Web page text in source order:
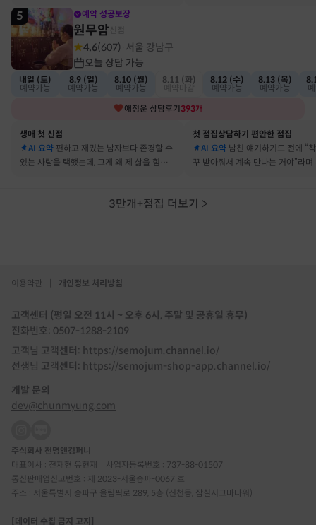
뀔 거란 말까지 그대로 현실이 됐어요
5 예약 성공보장
원무암
4.6(607) 서울 강남구
오늘 상담 가능
내일 (토)
예약가능
8.9 (일)
예약가능
8.10 (월)
예약가능
8.11 (화)
8.12 (수)
예약가능
8.13 (목)
예약가능
애정운 상담후기 393개
생애 첫 신점
AI 요약 편하고 재밌는 남자보다 존경할 수
있는 사람을 택했는데, 그게 왜 제 삶을 힘들게
첫 점집상담하기 편안한 점집
AI 요약 남친 얘기하기도 전에 “
꾸 받아줘서 계속 만나는 거야”라며
3만개+점집 더보기 >
이용약관 개인정보 처리방침
고객센터 (평일 오전 11시 ~ 오후 6시, 주말 및 공휴일 휴무)
전화번호: 0507-1288-2109
고객님 고객센터: https://semojum.channel.io/
선생님 고객센터: https://semojum-shop-app.channel.io/
개발 문의
dev@chunmyung.com
주식회사 천명앤컴퍼니
대표이사 : 전재현 유현재 사업자등록번호 : 737-88-01507
통신판매업신고번호 : 제 2023-서울송파-0067 호
주소 : 서울특별시 송파구 올림픽로 289, 5층 (신천동, 잠실시그마타워)
[데이터 수집 금지 고지]